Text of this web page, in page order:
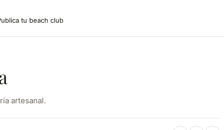
tu beach club
artesanal.